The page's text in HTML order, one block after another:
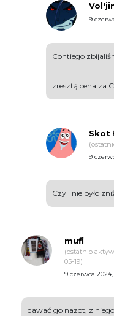
9
Contiego
zresztą cena za
Skot
9
Czyli nie było
mufi
(ostatnio
05-19)
9 czerwca 2024,
dawać go nazot, z